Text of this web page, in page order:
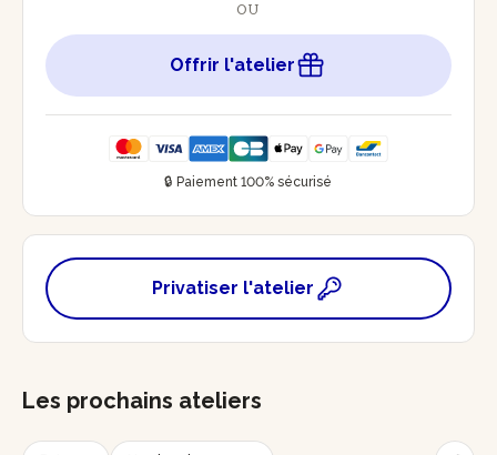
OU
Offrir l'atelier
🔒 Paiement 100% sécurisé
Privatiser l'atelier
Les prochains ateliers